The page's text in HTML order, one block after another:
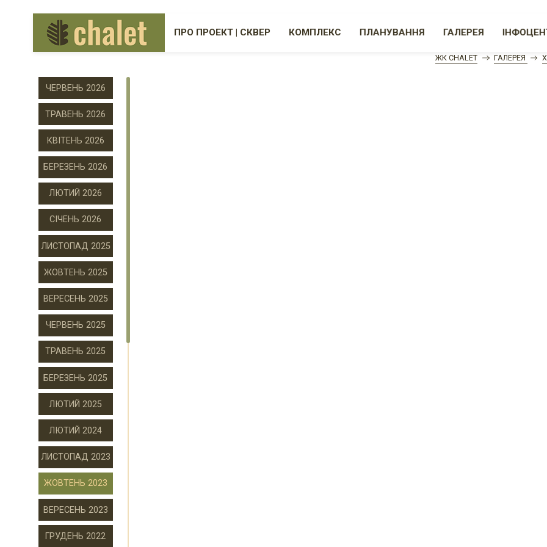
ПРО ПРОЕКТ | СКВЕР КОМПЛЕКС ПЛАНУВАННЯ ГАЛЕРЕЯ
ЖК CHALET ГАЛЕРЕЯ
ЧЕРВЕНЬ 2026
ТРАВЕНЬ 2026
КВІТЕНЬ 2026
БЕРЕЗЕНЬ 2026
ЛЮТИЙ 2026
СІЧЕНЬ 2026
ЛИСТОПАД 2025
ЖОВТЕНЬ 2025
ВЕРЕСЕНЬ 2025
ЧЕРВЕНЬ 2025
ТРАВЕНЬ 2025
БЕРЕЗЕНЬ 2025
ЛЮТИЙ 2025
ЛЮТИЙ 2024
ЛИСТОПАД 2023
ЖОВТЕНЬ 2023
ВЕРЕСЕНЬ 2023
ГРУДЕНЬ 2022